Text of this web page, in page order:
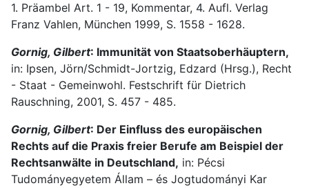
1. Präambel Art. 1 - 19, Kommentar, 4. Aufl. Verlag
Franz Vahlen, München 1999, S. 1558 - 1628.
Gornig, Gilbert: Immunität von Staatsoberhäuptern,
in: Ipsen, Jörn/Schmidt-Jortzig, Edzard (Hrsg.), Recht
- Staat - Gemeinwohl. Festschrift für Dietrich
Rauschning, 2001, S. 457 - 485.
Gornig, Gilbert: Der Einfluss des europäischen
Rechts auf die Praxis freier Berufe am Beispiel der
Rechtsanwälte in Deutschland, in: Pécsi
Tudományegyetem Állam – és Jogtudományi Kar